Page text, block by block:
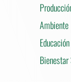
Ambiente
Educación
Bienestar